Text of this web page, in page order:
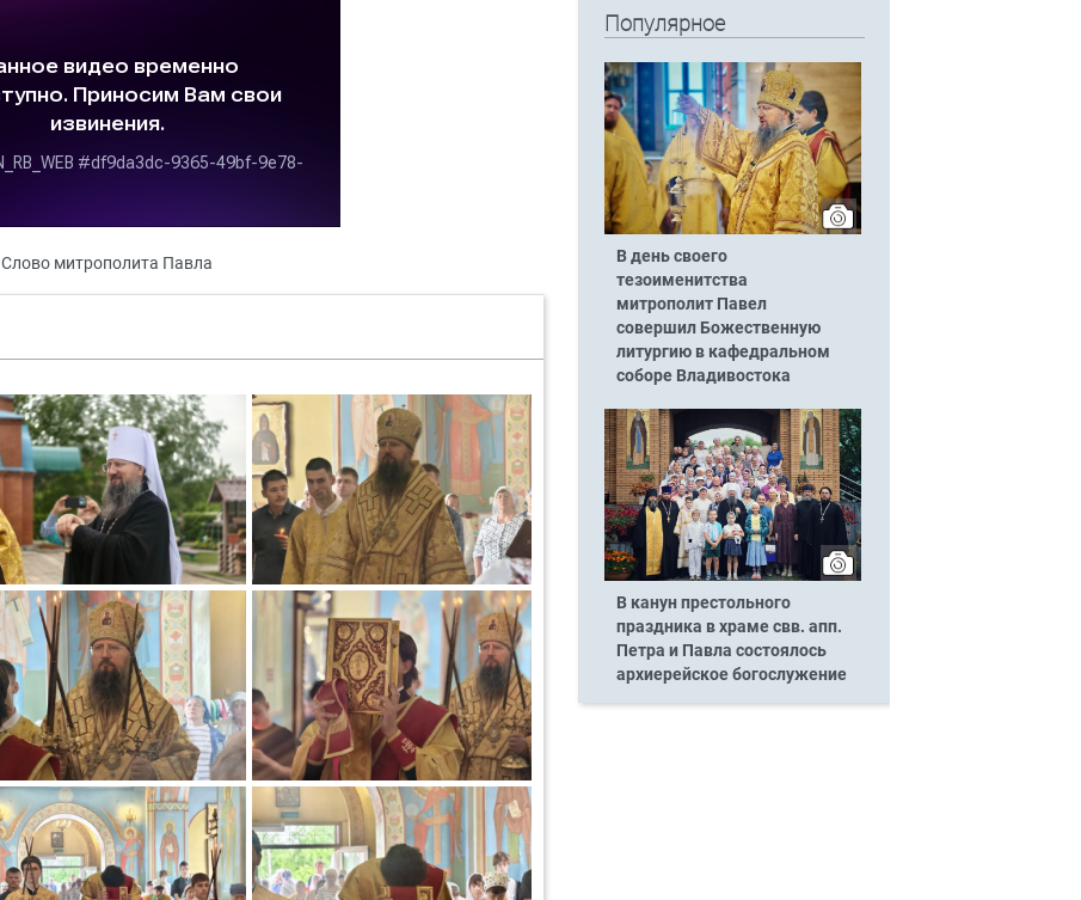
Слово митрополита Павла
Популярное
В день своего
тезоименитства
митрополит Павел
совершил Божественную
литургию в кафедральном
соборе Владивостока
В канун престольного
праздника в храме свв. апп.
Петра и Павла состоялось
архиерейское богослужение